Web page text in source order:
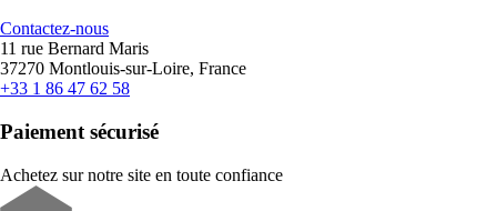
Contactez-nous
11 rue Bernard Maris
37270 Montlouis-sur-Loire, France
+33 1 86 47 62 58
Paiement sécurisé
Achetez sur notre site en toute confiance